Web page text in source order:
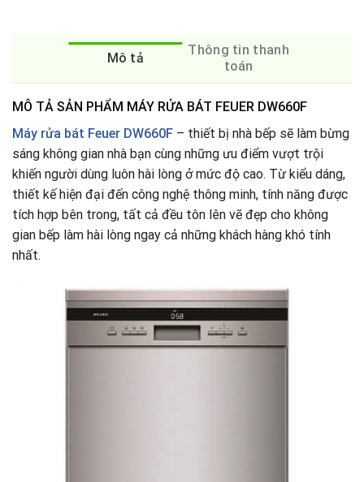
Mô tả
Thông tin thanh
toán
MÔ TẢ SẢN PHẨM MÁY RỬA BÁT FEUER DW660F
Máy rửa bát Feuer DW660F – thiết bị nhà bếp sẽ làm bừng
sáng không gian nhà bạn cùng những ưu điểm vượt trội
khiến người dùng luôn hài lòng ở mức độ cao. Từ kiểu dáng,
thiết kế hiện đại đến công nghệ thông minh, tính năng được
tích hợp bên trong, tất cả đều tôn lên vẽ đẹp cho không
gian bếp làm hài lòng ngay cả những khách hàng khó tính
nhất.